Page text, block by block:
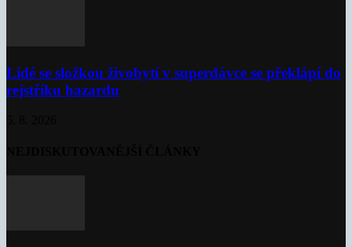
Lidé se složkou živobytí v superdávce se překlápí do
rejstříku hazardu